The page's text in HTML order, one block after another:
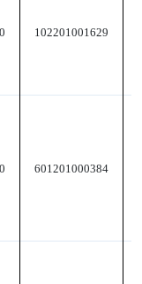
102201001629
601201000384